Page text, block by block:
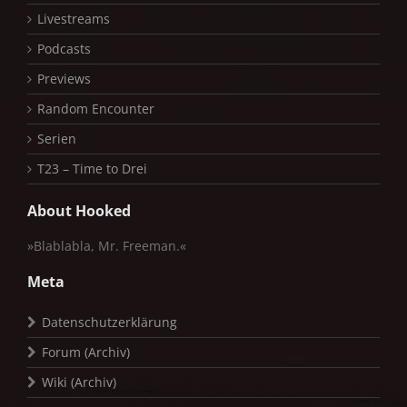
Livestreams
Podcasts
Previews
Random Encounter
Serien
T23 – Time to Drei
About Hooked
»Blablabla, Mr. Freeman.«
Meta
Datenschutzerklärung
Forum (Archiv)
Wiki (Archiv)